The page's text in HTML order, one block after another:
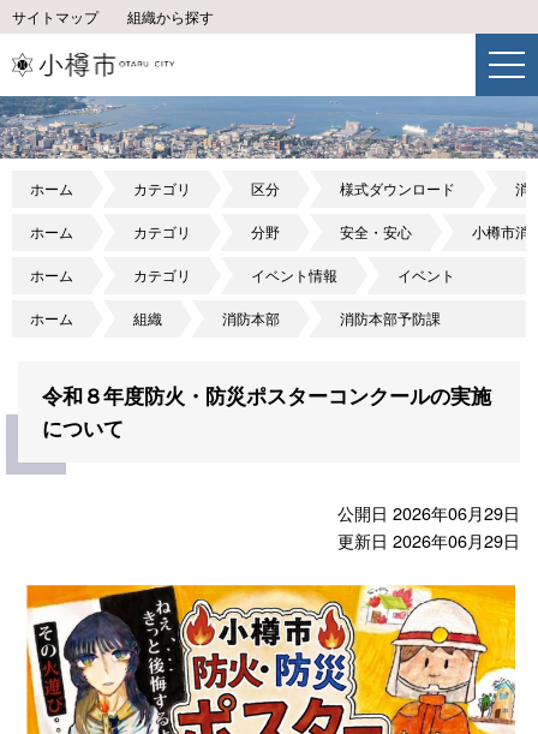
サイトマップ 組織から探す
ホーム カテゴリ 区分 様式ダウンロード 消
ホーム カテゴリ 分野 安全・安心 小樽市消
ホーム カテゴリ イベント情報 イベント
ホーム 組織 消防本部 消防本部予防課
令和８年度防火・防災ポスターコンクールの実施
について
公開日 2026年06月29日
更新日 2026年06月29日